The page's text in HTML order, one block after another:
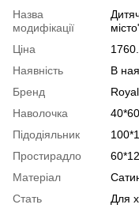
Назва
модифікації
Ціна
Наявність
В
Бренд
Наволочка
40*60
Підодіяльник
Простирадло
Матеріал
Стать
Для